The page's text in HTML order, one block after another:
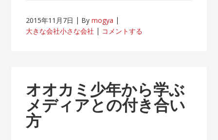
が
客
先
常
駐
2015年11月7日 Bymogya
大きな会社小さな会社
コメントする
オオカミ少年から学ぶ
メディアとの付き合い
方